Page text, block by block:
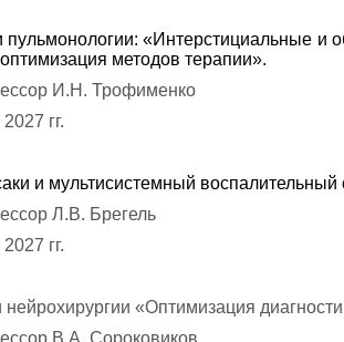
«Интерстициальные и
методов терапии».
И.Н. Трофименко
гг.
и мультисистемный
Л.В. Брегель
гг.
«Оптимизация
В.А. Сороковиков